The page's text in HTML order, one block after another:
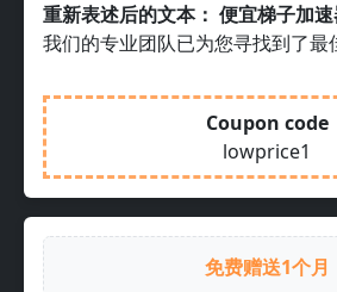
重新表述后的文本： 便宜梯子加速
我们的专业团队已为您寻找到了最
Coupon code
lowprice1
免费赠送1个月